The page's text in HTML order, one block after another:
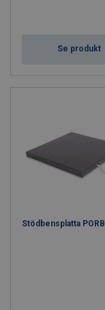
Se produkt
Stödbensplatta PORB